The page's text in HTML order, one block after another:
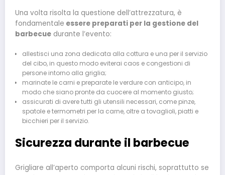
Una volta risolta la questione dell’attrezzatura, è
fondamentale essere preparati per la gestione del
barbecue durante l’evento:
allestisci una zona dedicata alla cottura e una per il servizio
del cibo, in questo modo eviterai caos e congestioni di
persone intorno alla griglia;
marinate le carni e preparate le verdure con anticipo, in
modo che siano pronte da cuocere al momento giusto;
assicurati di avere tutti gli utensili necessari, come pinze,
spatole e termometri per la carne, oltre a tovaglioli, piatti e
bicchieri per il servizio.
Sicurezza durante il barbecue
Grigliare all’aperto comporta alcuni rischi, soprattutto se